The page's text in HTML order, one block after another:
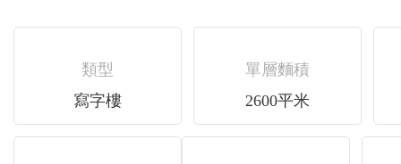
類型
寫字樓
單層麵積
2600平米